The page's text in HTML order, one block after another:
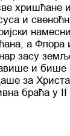
хришћане
и
а Флора
засу
и бише
за
браћа у II